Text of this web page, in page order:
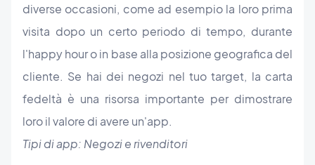
diverse occasioni, come ad esempio la loro prima
visita dopo un certo periodo di tempo, durante
l'happy hour o in base alla posizione geografica del
cliente. Se hai dei negozi nel tuo target, la carta
fedeltà è una risorsa importante per dimostrare
loro il valore di avere un'app.
Tipi di app: Negozi e rivenditori